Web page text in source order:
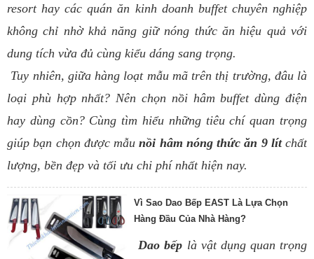
resort hay các quán ăn kinh doanh buffet chuyên nghiệp
không chỉ nhờ khả năng giữ nóng thức ăn hiệu quả với
dung tích vừa đủ cùng kiểu dáng sang trọng.
Tuy nhiên, giữa hàng loạt mẫu mã trên thị trường, đâu là
loại phù hợp nhất? Nên chọn nồi hâm buffet dùng điện
hay dùng cồn? Cùng tìm hiểu những tiêu chí quan trọng
giúp bạn chọn được mẫunồi hâm nóng thức ăn 9 lítchất
lượng, bền đẹp và tối ưu chi phí nhất hiện nay.
Vì Sao Dao Bếp EAST Là Lựa Chọn
Hàng Đầu Của Nhà Hàng?
Dao bếp là vật dụng quan trọng